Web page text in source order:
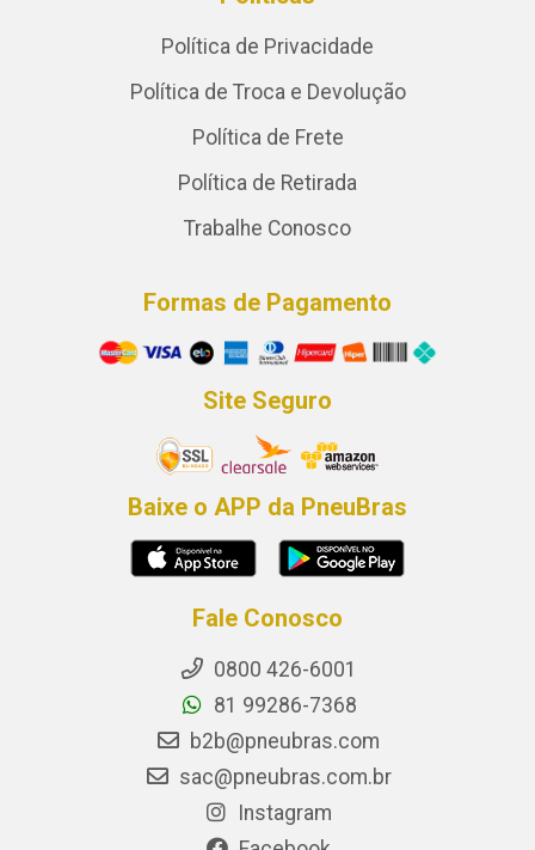
Política de Privacidade
Política de Troca e Devolução
Política de Frete
Política de Retirada
Trabalhe Conosco
Formas de Pagamento
Site Seguro
Baixe o APP da PneuBras
Fale Conosco
0800 426-6001
81 99286-7368
b2b@pneubras.com
sac@pneubras.com.br
Instagram